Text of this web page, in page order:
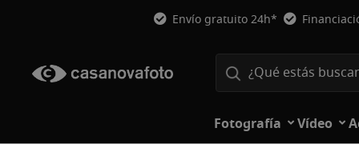
Envío gratuito 24h*
Fotografía Vídeo